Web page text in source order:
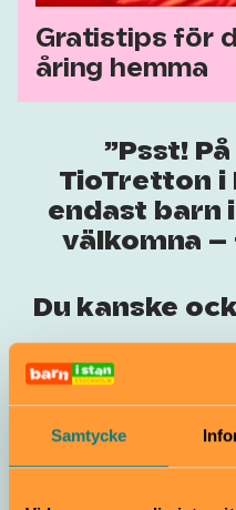
Samtycke
Gratistips för
åring hemma
Psst!
TioTretton i
endast barn
välkomna
Du kanske
Samarbete